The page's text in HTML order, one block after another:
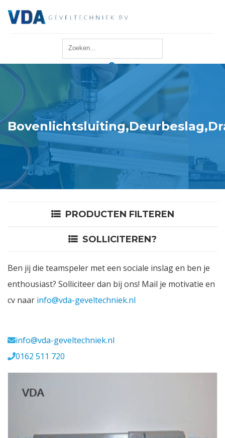
Reparatie
Onderhoud
Merken
Producten
Offerte
Login
Vacatures
PRODUCTEN FILTEREN
SOLLICITEREN?
Ben jij die teamspeler met een sociale inslag en ben je
enthousiast? Solliciteer dan bij ons! Mail je motivatie en
cv naar info@vda-geveltechniek.nl
info@vda-geveltechniek.nl
0162 511 720